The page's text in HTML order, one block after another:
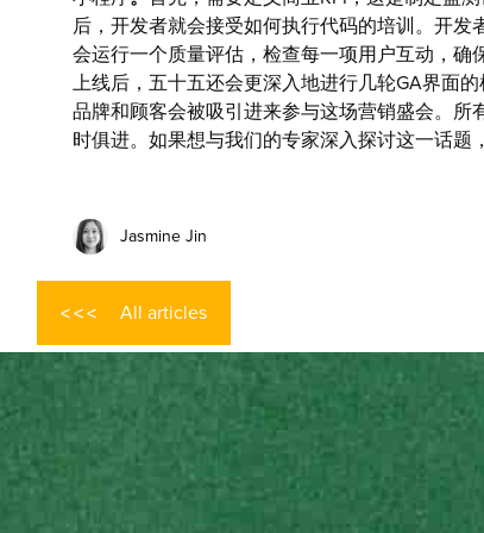
后，开发者就会接受如何执行代码的培训。开
会运行一个质量评估，检查每一项用户互动，确
上线后，五十五还会更深入地进行几轮GA界面
品牌和顾客会被吸引进来参与这场营销盛会。所
时俱进。如果想与我们的专家深入探讨这一话题
Jasmine Jin
All articles